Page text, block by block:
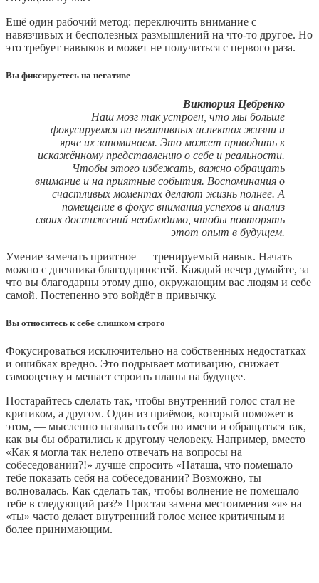
Ещё один рабочий метод: переключить внимание с
навязчивых и бесполезных размышлений на что-то другое. Но
это требует навыков и может не получиться с первого раза.
Вы фиксируетесь на негативе
Виктория Цебренко
Наш мозг так устроен, что мы больше
фокусируемся на негативных аспектах жизни и
ярче их запоминаем. Это может приводить к
искажённому представлению о себе и реальности.
Чтобы этого избежать, важно обращать
внимание и на приятные события. Воспоминания о
счастливых моментах делают жизнь полнее. А
помещение в фокус внимания успехов и анализ
своих достижений необходимо, чтобы повторять
этот опыт в будущем.
Умение замечать приятное — тренируемый навык. Начать
можно с дневника благодарностей. Каждый вечер думайте, за
что вы благодарны этому дню, окружающим вас людям и себе
самой. Постепенно это войдёт в привычку.
Вы относитесь к себе слишком строго
Фокусироваться исключительно на собственных недостатках
и ошибках вредно. Это подрывает мотивацию, снижает
самооценку и мешает строить планы на будущее.
Постарайтесь сделать так, чтобы внутренний голос стал не
критиком, а другом. Один из приёмов, который поможет в
этом, — мысленно называть себя по имени и обращаться так,
как вы бы обратились к другому человеку. Например, вместо
«Как я могла так нелепо отвечать на вопросы на
собеседовании?!» лучше спросить «Наташа, что помешало
тебе показать себя на собеседовании? Возможно, ты
волновалась. Как сделать так, чтобы волнение не помешало
тебе в следующий раз?» Простая замена местоимения «я» на
«ты» часто делает внутренний голос менее критичным и
более принимающим.